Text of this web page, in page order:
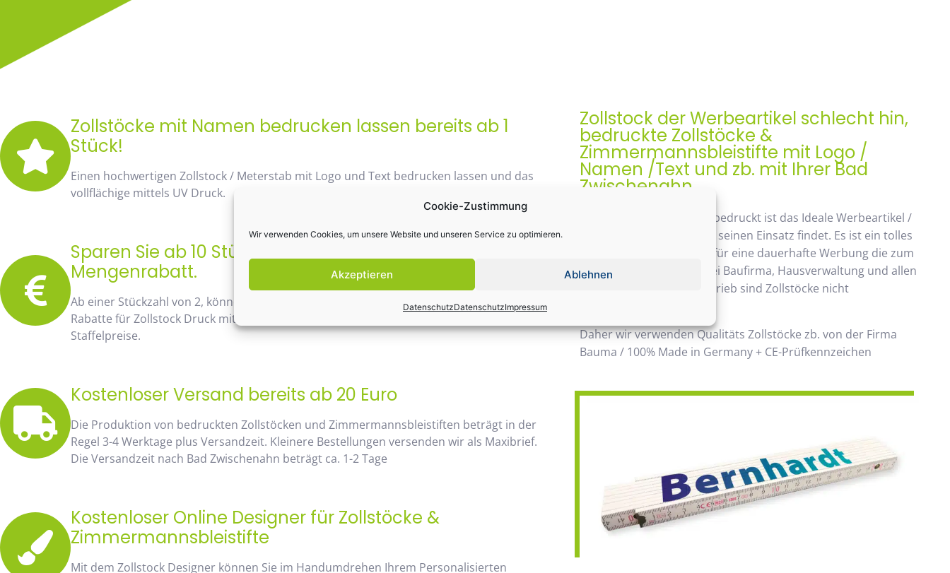
Cookie-Zustimmung
Wir verwenden Cookies, um unsere Website und unseren Service zu optimieren.
Akzeptieren Ablehnen
DatenschutzDatenschutzImpressum
Zollstöcke mit Namen bedrucken lassen bereits ab 1
Stück!
Einen hochwertigen Zollstock / Meterstab mit Logo und Text bedrucken lassen und das
vollflächige mittels UV Druck.
Sparen Sie ab 10 Stück fast 48% mit unserem
Mengenrabatt.
Ab einer Stückzahl von 2, können Sie bereits von unserem Mengenrabatt profitieren. Die
Rabatte für Zollstock Druck mit Namen und Logo, sehen Sie sofort anhand der
Staffelpreise.
Kostenloser Versand bereits ab 20 Euro
Die Produktion von bedruckten Zollstöcken und Zimmermannsbleistiften beträgt in der
Regel 3-4 Werktage plus Versandzeit. Kleinere Bestellungen versenden wir als Maxibrief.
Die Versandzeit nach Bad Zwischenahn beträgt ca. 1-2 Tage
Kostenloser Online Designer für Zollstöcke &
Zimmermannsbleistifte
Mit dem Zollstock Designer können Sie im Handumdrehen Ihrem Personalisierten
Zollstock der Werbeartikel schlecht hin,
bedruckte Zollstöcke &
Zimmermannsbleistifte mit Logo /
Namen /Text und zb. mit Ihrer Bad
Zwischenahn
Der Zollstock, Meterstab bedruckt ist das Ideale Werbeartikel /
Werbegeschenk der auch seinen Einsatz findet. Es ist ein tolles
& praktisches Geschenk, für eine dauerhafte Werbung die zum
Einsatz kommt. Beliebt bei Baufirma, Hausverwaltung und allen
möglichen Handwerksbetrieb sind Zollstöcke nicht
Daher wir verwenden Qualitäts Zollstöcke zb. von der Firma
Bauma / 100% Made in Germany + CE-Prüfkennzeichen